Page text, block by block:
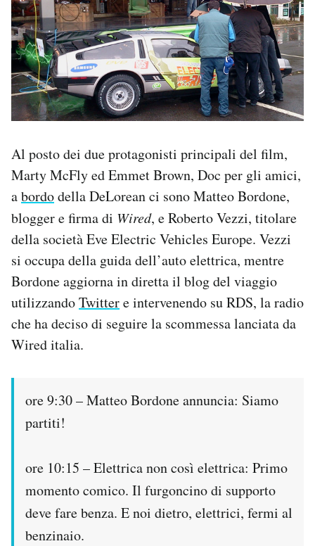
Al posto dei due protagonisti principali del film,
Marty McFly ed Emmet Brown, Doc per gli amici,
abordodella DeLorean ci sono Matteo Bordone,
blogger e firma di Wired, e Roberto Vezzi, titolare
della società Eve Electric Vehicles Europe. Vezzi
si occupa della guida dell’auto elettrica, mentre
Bordone aggiorna in diretta il blog del viaggio
utilizzandoTwittere intervenendo su RDS, la radio
che ha deciso di seguire la scommessa lanciata da
Wired italia.
ore 9:30 – Matteo Bordone annuncia: Siamo
partiti!
ore 10:15 – Elettrica non così elettrica: Primo
momento comico. Il furgoncino di supporto
deve fare benza. E noi dietro, elettrici, fermi al
benzinaio.